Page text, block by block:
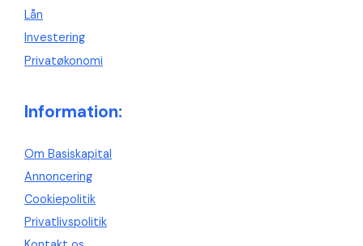
Lån
Investering
Privatøkonomi
Information:
Om Basiskapital
Annoncering
Cookiepolitik
Privatlivspolitik